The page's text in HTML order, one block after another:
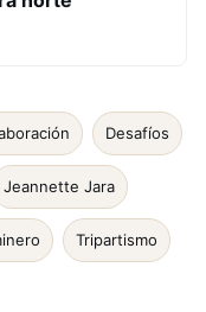
Desafíos
Jeannette Jara
Tripartismo